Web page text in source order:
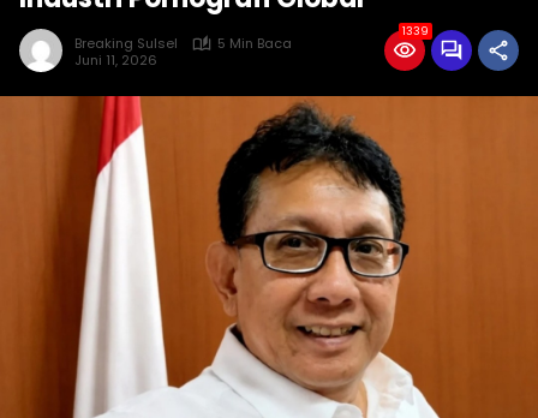
Breaking Sulsel
5 Min Baca
Juni 11, 2026
1339